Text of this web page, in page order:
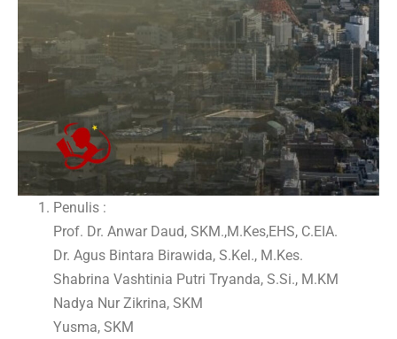
Penulis :
Prof. Dr. Anwar Daud, SKM.,M.Kes,EHS, C.EIA.
Dr. Agus Bintara Birawida, S.Kel., M.Kes.
Shabrina Vashtinia Putri Tryanda, S.Si., M.KM
Nadya Nur Zikrina, SKM
Yusma, SKM